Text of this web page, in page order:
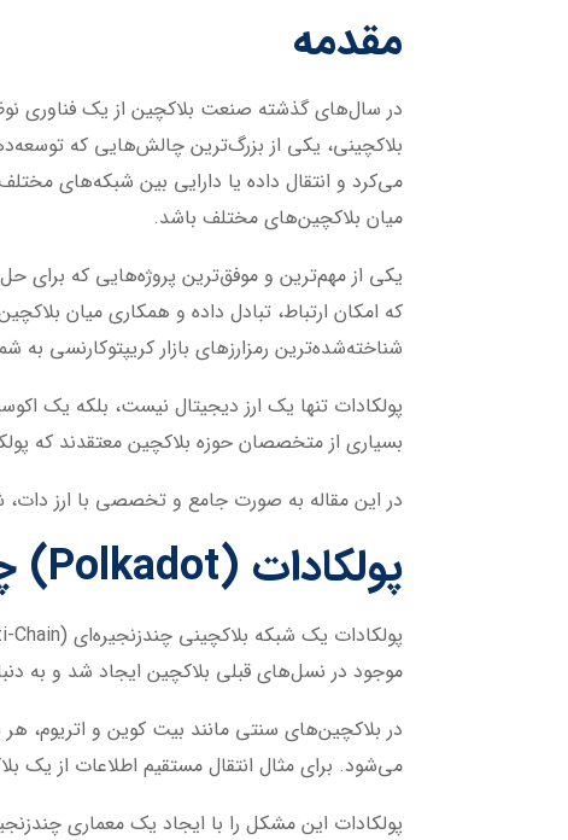
مقدمه
در سال‌های گذشته صنعت بلاکچین از یک فناوری
بلاکچینی، یکی از بزرگ‌ترین چالش‌هایی که
می‌کرد و انتقال داده یا دارایی بین شبکه‌های
میان بلاکچین‌های مختلف باشد.
شناخته‌شده‌ترین رمزارزهای بازار کریپتوکارنسی به
بسیاری از متخصصان حوزه بلاکچین معتقدند که
در این مقاله به صورت جامع و تخصصی با ارز دات،
پولکادات (Polkadot) چیست؟
موجود در نسل‌های قبلی بلاکچین ایجاد شد و به
در بلاکچین‌های سنتی مانند بیت کوین و اتریوم،
می‌شود. برای مثال انتقال مستقیم اطلاعات از یک
پولکادات این مشکل را با ایجاد یک معماری